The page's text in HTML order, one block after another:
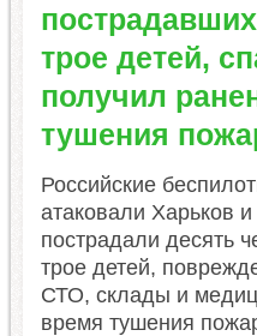
трое детей,
получил
тушения
Российские
атаковали Харьков и
пострадали десять
трое детей,
СТО, склады и
время тушения